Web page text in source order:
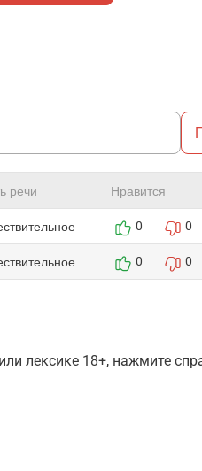
речи Нравится
0 0
0 0
лексике 18+, нажмите